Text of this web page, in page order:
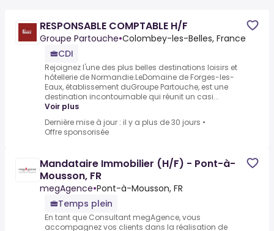
RESPONSABLE COMPTABLE H/F
Groupe Partouche•Colombey-les-Belles, France
CDI
Rejoignez l'une des plus belles destinations loisirs et
hôtellerie de Normandie.LeDomaine de Forges-les-
Eaux, établissement duGroupe Partouche, est une
destination incontournable qui réunit un casi...
Voir plus
Dernière mise à jour : il y a plus de 30 jours •
Offre sponsorisée
Mandataire Immobilier (H/F) - Pont-à-
Mousson, FR
megAgence•Pont-à-Mousson, FR
Temps plein
En tant que Consultant megAgence, vous
accompagnez vos clients dans la réalisation de